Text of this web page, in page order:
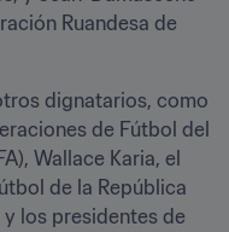
Ruandesa de
dignatarios, como
de Fútbol del
Wallace Karia, el
de la República
los presidentes de